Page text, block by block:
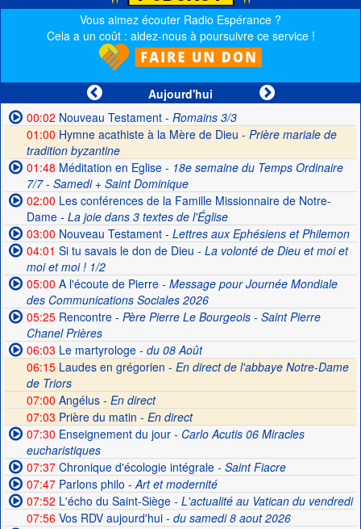
Vous aimez écouter Radio Espérance ?
Cela a un coût : aidez-nous à poursuivre ce service !
Aujourd'hui
00:02 Nouveau Testament- Romains 3/3
01:00 Hymne acathiste à la Mère de Dieu - Prière mariale de
tradition byzantine
01:48 Méditation en Eglise- 18e semaine du Temps Ordinaire
7/7 - Samedi + Saint Dominique
02:00 Les conférences de la Famille Missionnaire de Notre-
Dame- La joie dans 3 textes de l'Église
03:00 Nouveau Testament- Lettres aux Ephésiens et Philemon
04:01 Si tu savais le don de Dieu - La volonté de Dieu et moi et
moi et moi ! 1/2
05:00 A l'écoute de Pierre- Message pour Journée Mondiale
des Communications Sociales 2026
05:25Rencontre- Père Pierre Le Bourgeois - Saint Pierre
Chanel Prières
06:03 Le martyrologe- du 08 Août
06:15Laudes en grégorien - En direct de l'abbaye Notre-Dame
de Triors
07:00 Angélus - En direct
07:03 Prière du matin - En direct
07:30 Enseignement du jour- Carlo Acutis 06 Miracles
eucharistiques
07:37Chronique d'écologie intégrale- Saint Fiacre
07:47Parlons philo - Art et modernité
07:52 L'écho du Saint-Siège- L'actualité au Vatican du vendredi
07:56Vos RDV aujourd'hui- du samedi 8 aout 2026